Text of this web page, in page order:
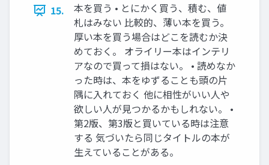
15.
本を買う • とにかく買う、積む、値
札はみない 比較的、薄い本を買う。
厚い本を買う場合はどこを読むか決
めておく。 オライリー本はインテリ
アなので買って損はない。 • 読めなか
った時は、本をゆずることも頭の片
隅に入れておく 他に相性がいい人や
欲しい人が見つかるかもしれない。 •
第2版、第3版と買いている時は注意
する 気づいたら同じタイトルの本が
生えていることがある。